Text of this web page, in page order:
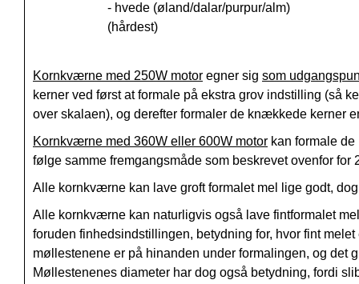
- hvede (øland/dalar/purpur/alm)
(hårdest)
Kornkværne med 250W motor egner sig som
kerner ved først at formale på ekstra grov indstilling (så
over skalaen), og derefter formaler de knækkede kerner
Kornkværne med 360W eller 600W motor kan formale
følge samme fremgangsmåde som beskrevet ovenfor for
Alle kornkværne kan lave groft formalet mel lige godt,
Alle kornkværne kan naturligvis også lave fintformalet
foruden finhedsindstillingen, betydning for, hvor fint
møllestenene er på hinanden under formalingen, og det
Møllestenenes diameter har dog også betydning, fordi